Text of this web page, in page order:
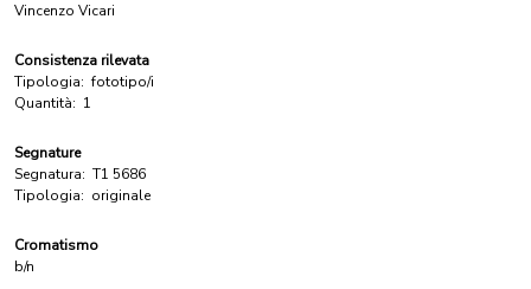
Vincenzo Vicari
Consistenza rilevata
Tipologia: fototipo/i
Quantità: 1
Segnature
Segnatura: T1 5686
Tipologia: originale
Cromatismo
b/n